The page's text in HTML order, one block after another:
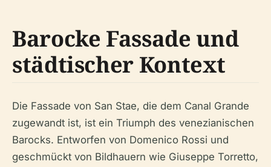
Barocke Fassade und
städtischer Kontext
Die Fassade von San Stae, die dem Canal Grande
zugewandt ist, ist ein Triumph des venezianischen
Barocks. Entworfen von Domenico Rossi und
geschmückt von Bildhauern wie Giuseppe Torretto,